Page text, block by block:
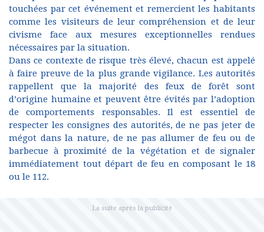
touchées par cet événement et remercient les habitants
comme les visiteurs de leur compréhension et de leur
civisme face aux mesures exceptionnelles rendues
nécessaires par la situation.
Dans ce contexte de risque très élevé, chacun est appelé
à faire preuve de la plus grande vigilance. Les autorités
rappellent que la majorité des feux de forêt sont
d’origine humaine et peuvent être évités par l’adoption
de comportements responsables. Il est essentiel de
respecter les consignes des autorités, de ne pas jeter de
mégot dans la nature, de ne pas allumer de feu ou de
barbecue à proximité de la végétation et de signaler
immédiatement tout départ de feu en composant le 18
ou le 112.